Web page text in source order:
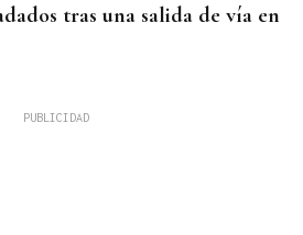
tras una salida de vía en